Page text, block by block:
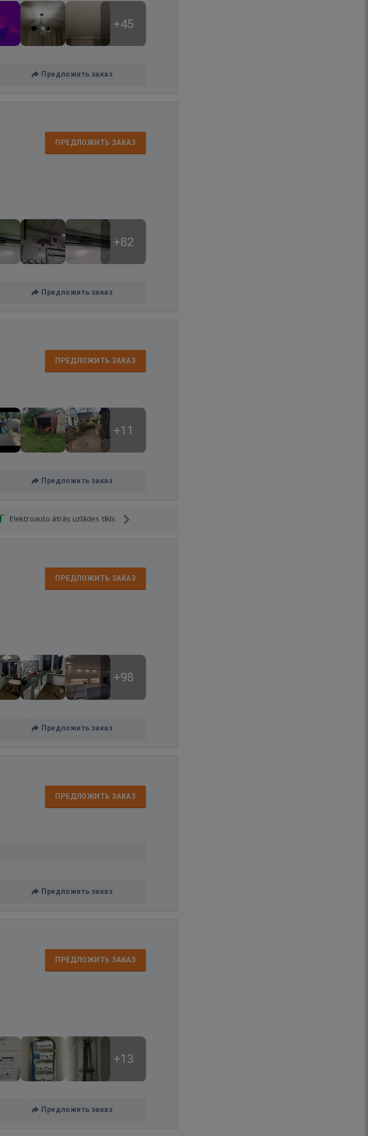
+45
Предложить заказ
ПРЕДЛОЖИТЬ ЗАКАЗ
+82
Предложить заказ
ПРЕДЛОЖИТЬ ЗАКАЗ
+11
Предложить заказ
Elektroauto ātrās uzlādes tīkls
ПРЕДЛОЖИТЬ ЗАКАЗ
+98
Предложить заказ
ПРЕДЛОЖИТЬ ЗАКАЗ
Предложить заказ
ПРЕДЛОЖИТЬ ЗАКАЗ
+13
Предложить заказ